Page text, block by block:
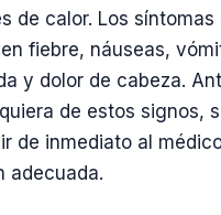
de calor. Los síntomas
fiebre, náuseas,
y dolor de cabeza.
de estos signos,
de inmediato al
adecuada.